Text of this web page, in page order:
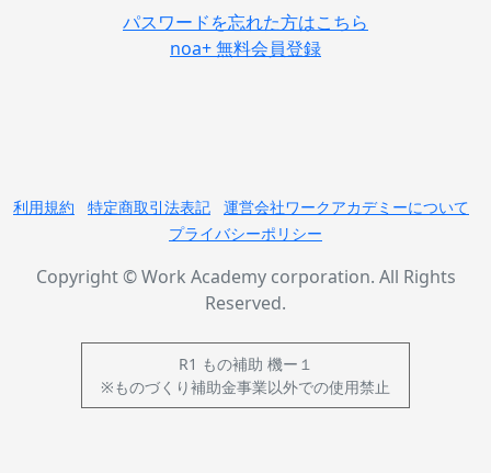
パスワードを忘れた方はこちら
noa+ 無料会員登録
利用規約 特定商取引法表記
運営会社ワークアカデミーについて
プライバシーポリシー
Copyright © Work Academy corporation. All Rights
Reserved.
R1 もの補助 機ー１
※ものづくり補助金事業以外での使用禁止